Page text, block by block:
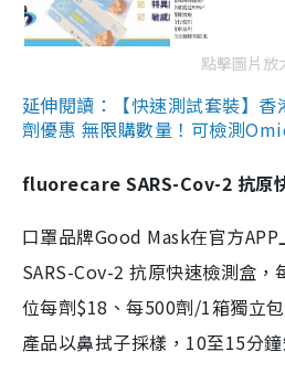
點擊圖片放
延伸閱讀：【快速測試套裝】
劑優惠 無限購數量！可檢測
fluorecare SARS-Cov-2 抗原
口罩品牌Good Mask在官方
SARS-Cov-2 抗原快速檢測盒
位每劑$18、每500劑/1箱獨立
產品以鼻拭子採樣，10至15分鐘